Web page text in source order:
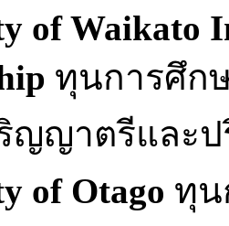
of Waikato
ทุนการศึก
ญญาตรีและ
of Otago ทุน